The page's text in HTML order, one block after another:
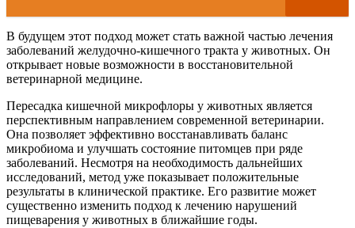
В будущем этот подход может стать важной частью лечения
заболеваний желудочно-кишечного тракта у животных. Он
открывает новые возможности в восстановительной
ветеринарной медицине.
Пересадка кишечной микрофлоры у животных является
перспективным направлением современной ветеринарии.
Она позволяет эффективно восстанавливать баланс
микробиома и улучшать состояние питомцев при ряде
заболеваний. Несмотря на необходимость дальнейших
исследований, метод уже показывает положительные
результаты в клинической практике. Его развитие может
существенно изменить подход к лечению нарушений
пищеварения у животных в ближайшие годы.